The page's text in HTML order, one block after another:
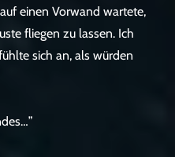
einen Vorwand wartete,
fliegen zu lassen. Ich
sich an, als würden